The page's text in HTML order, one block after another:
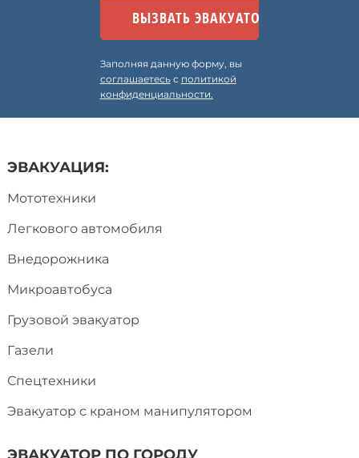
Заполняя данную форму, вы
соглашаетесьс политикой
конфиденциальности.
ЭВАКУАЦИЯ:
Мототехники
Легкового автомобиля
Внедорожника
Микроавтобуса
Грузовой эвакуатор
Газели
Спецтехники
Эвакуатор с краном манипулятором